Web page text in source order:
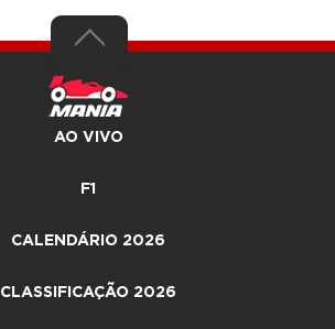
AO VIVO
F1
CALENDÁRIO 2026
CLASSIFICAÇÃO 2026